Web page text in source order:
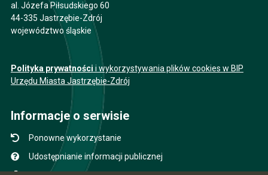
al. Józefa Piłsudskiego 60
44-335 Jastrzębie-Zdrój
województwo śląskie
Polityka prywatności i wykorzystywania plików cookies w BIP
Urzędu Miasta Jastrzębie-Zdrój
Informacje o serwisie
Ponowne wykorzystanie
Udostępnianie informacji publicznej